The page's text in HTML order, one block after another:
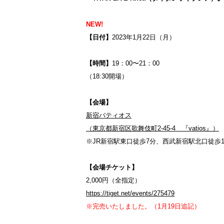
NEW!
【日付】 2023年1月22日（月）
【時間】 19：00〜21：00
（18:30開場）
【会場】
新宿バティオス
（東京都新宿区歌舞伎町2-45-4 『vatios』）
※JR新宿駅東口徒歩7分、西武新宿駅北口徒歩
【会場チケット】
2,000円（全指定）
https://tiget.net/events/275479
※完売いたしました。（1月19日追記）